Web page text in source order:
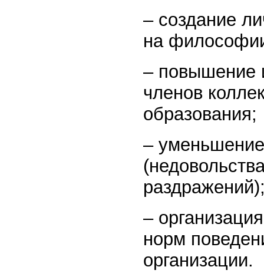
– создание
на
– повышение
членов
образования;
–
–
норм
организации.